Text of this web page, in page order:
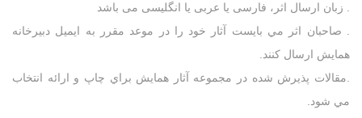
. زبان ارسال اثر، فارسی یا عربی یا انگلیسی می باشد
. صاحبان اثر مي بايست آثار خود را در موعد مقرر به ايميل دبيرخانه
همايش ارسال کنند.
.مقالات پذيرش شده در مجموعه آثار همايش براي چاپ و ارائه انتخاب
مي شود.